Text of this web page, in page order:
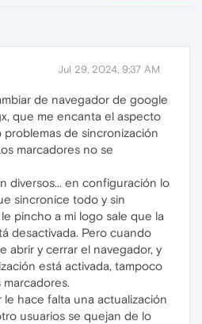
Jul 29, 2024, 9:37 AM
de navegador de google
que me encanta el aspecto
problemas de sincronización
marcadores no se
diversos... en configuración lo
sincronice todo y sin
pincho a mi logo sale que la
desactivada. Pero cuando
abrir y cerrar el navegador, y
está activada, tampoco
hace falta una actualización
usuarios se quejan de lo